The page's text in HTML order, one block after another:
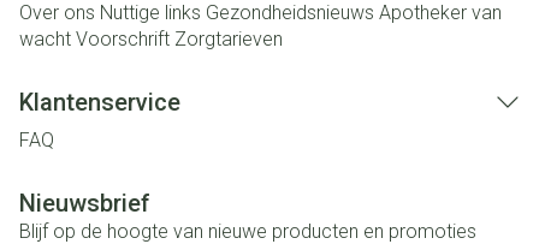
Over ons Nuttige links Gezondheidsnieuws Apotheker van
wacht Voorschrift Zorgtarieven
Klantenservice
FAQ
Nieuwsbrief
Blijf op de hoogte van nieuwe producten en promoties